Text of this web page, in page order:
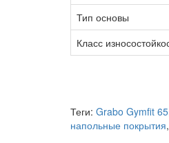
Тип основы
Класс
Теги: Grabo Gymfit 65
напольные покрытия,